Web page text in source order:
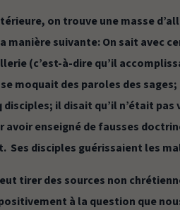
on trouve une masse
manière suivante: On sait avec
(c’est-à-dire qu’il
moquait des paroles des
il disait qu’il n’était
avoir enseigné de fausses
Ses disciples guérissaient les
tirer des sources non
à la question que